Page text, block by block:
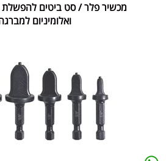
מכשיר פלר / סט ביטים להפשלת
ואלומיניום